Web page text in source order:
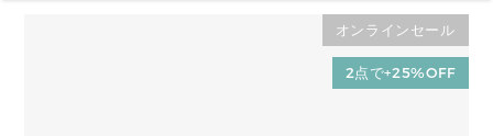
検索
オンラインセール
2点で+25%OFF